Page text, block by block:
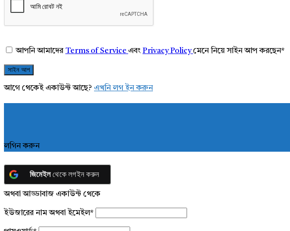
আপনি আমাদেরTerms of Service এবং Privacy Policyমেনে নিয়ে সাইন আপ করছেন*
আগে থেকেই একাউন্ট আছে? এখনি লগ ইন করুন
লগিন করুন
জিমেইলথেকে লগইন করুন
অথবা আড্ডাবাজ একাউন্ট থেকে
ইউজারের নাম অথবা ইমেইল*